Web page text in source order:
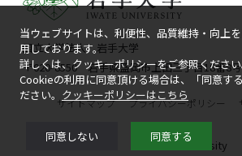
国立大学法人 岩手大学
〒020-8550 岩手県盛岡市上田三丁目18番8号
サイトマップ プライバシーポリシー
© Iwate University
当ウェブサイトは、利便性、品質維持・向上
用しております。
詳しくは、クッキーポリシーをご参照ください
Cookieの利用に同意頂ける場合は、「同意す
ださい。 クッキーポリシーはこちら
同意しない 同意する